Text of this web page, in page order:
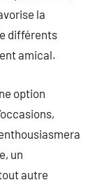
la
différents
amical.
option
un
autre